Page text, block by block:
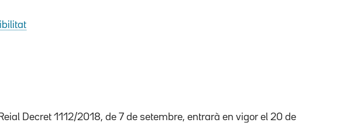
Decret 1112/2018, de 7 de setembre, entrarà en vigor el 20 de